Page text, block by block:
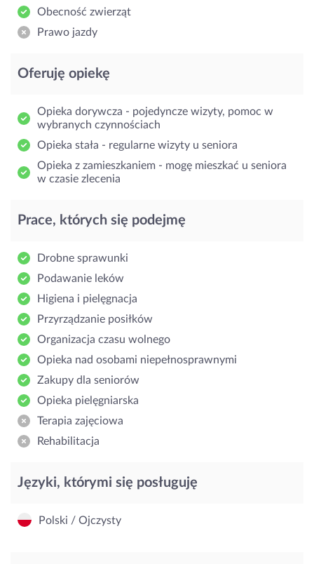
Obecność zwierząt
Prawo jazdy
Oferuję opiekę
Opieka dorywcza - pojedyncze wizyty, pomoc w
wybranych czynnościach
Opieka stała - regularne wizyty u seniora
Opieka z zamieszkaniem - mogę mieszkać u seniora
w czasie zlecenia
Prace, których się podejmę
Drobne sprawunki
Podawanie leków
Higiena i pielęgnacja
Przyrządzanie posiłków
Organizacja czasu wolnego
Opieka nad osobami niepełnosprawnymi
Zakupy dla seniorów
Opieka pielęgniarska
Terapia zajęciowa
Rehabilitacja
Języki, którymi się posługuję
Polski / Ojczysty